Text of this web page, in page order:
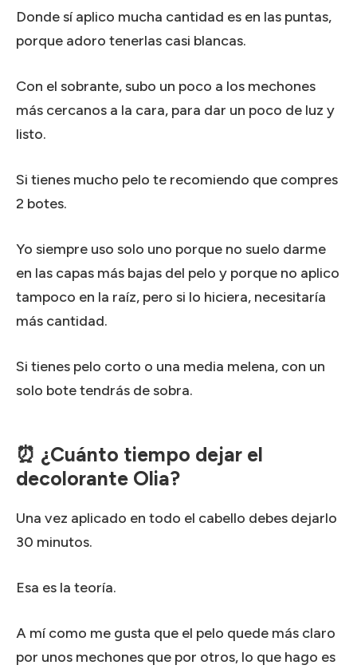
Donde sí aplico mucha cantidad es en las puntas,
porque adoro tenerlas casi blancas.
Con el sobrante, subo un poco a los mechones
más cercanos a la cara, para dar un poco de luz y
listo.
Si tienes mucho pelo te recomiendo que compres
2 botes.
Yo siempre uso solo uno porque no suelo darme
en las capas más bajas del pelo y porque no aplico
tampoco en la raíz, pero si lo hiciera, necesitaría
más cantidad.
Si tienes pelo corto o una media melena, con un
solo bote tendrás de sobra.
⏰ ¿Cuánto tiempo dejar el
decolorante Olia?
Una vez aplicado en todo el cabello debes dejarlo
30 minutos.
Esa es la teoría.
A mí como me gusta que el pelo quede más claro
por unos mechones que por otros, lo que hago es